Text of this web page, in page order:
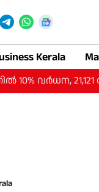
Kerala
21,121